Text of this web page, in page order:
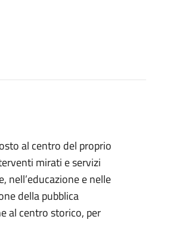
al centro del proprio
mirati e servizi
e nelle
della pubblica
al centro storico, per